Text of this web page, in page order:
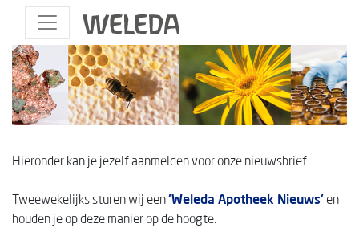
Hieronder kan je jezelf aanmelden voor onze nieuwsbrief
Tweewekelijks sturen wij een'Weleda Apotheek Nieuws'en
houden je op deze manier op de hoogte.